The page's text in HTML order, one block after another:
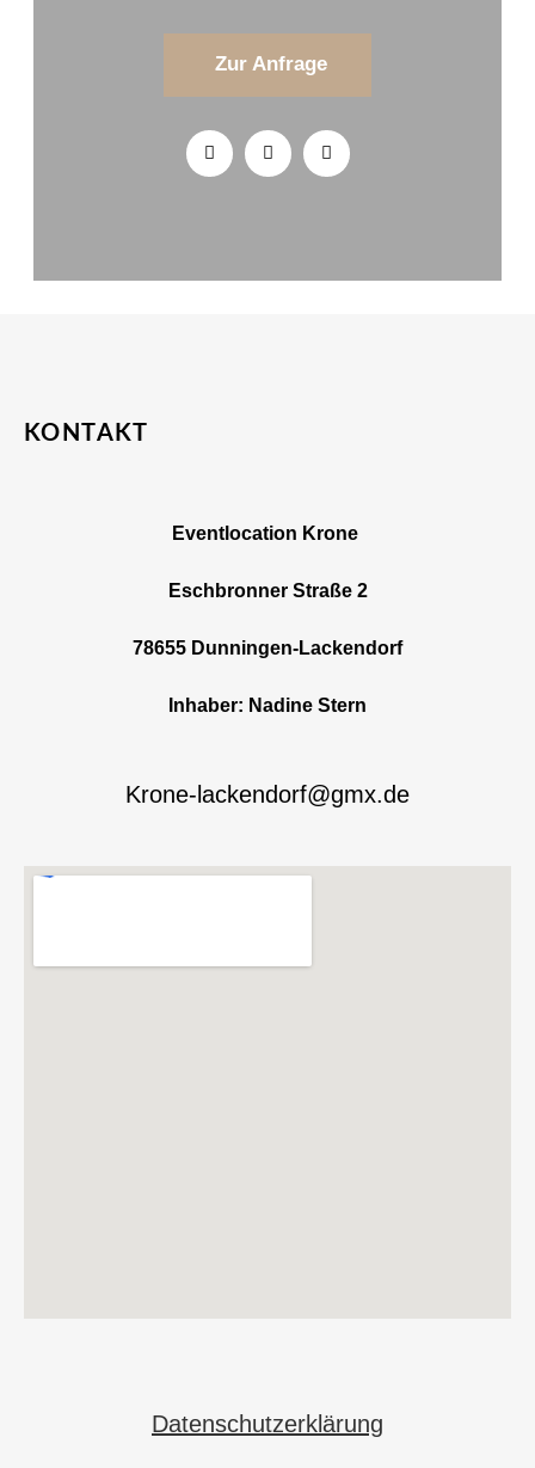
Zur Anfrage
KONTAKT
Eventlocation Krone
Eschbronner Straße 2
78655 Dunningen-Lackendorf
Inhaber: Nadine Stern
Krone-lackendorf@gmx.de
Datenschutzerklärung